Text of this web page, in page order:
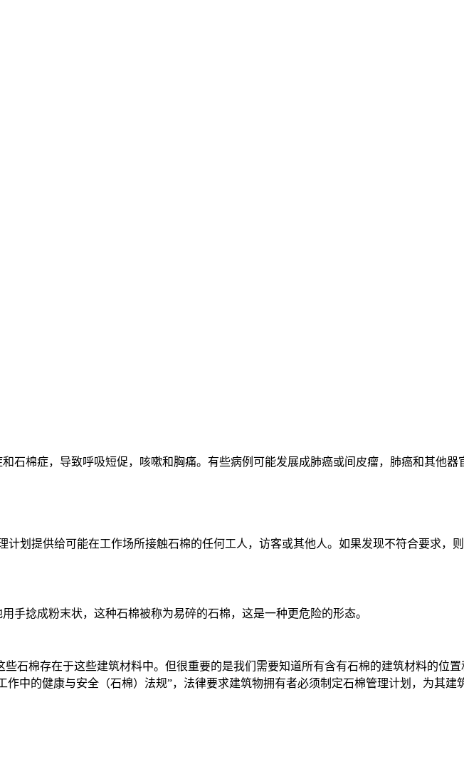
石棉症，导致呼吸短促，咳嗽和胸痛。有些病例可能发展成肺癌或间皮瘤，肺癌和其他器
划提供给可能在工作场所接触石棉的任何工人，访客或其他人。如果发现不符合要求，
手捻成粉末状，这种石棉被称为易碎的石棉，这是一种更危险的形态。
石棉存在于这些建筑材料中。但很重要的是我们需要知道所有含有石棉的建筑材料的位
中的健康与安全（石棉）法规”，法律要求建筑物拥有者必须制定石棉管理计划，为其建